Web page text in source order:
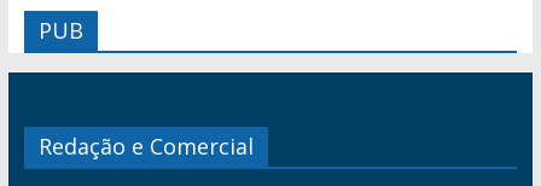
PUB
Redação e Comercial